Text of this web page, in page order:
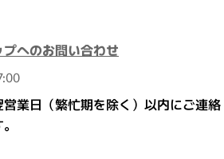
プへのお問い合わせ
業日（繁忙期を除く）以内にご連絡